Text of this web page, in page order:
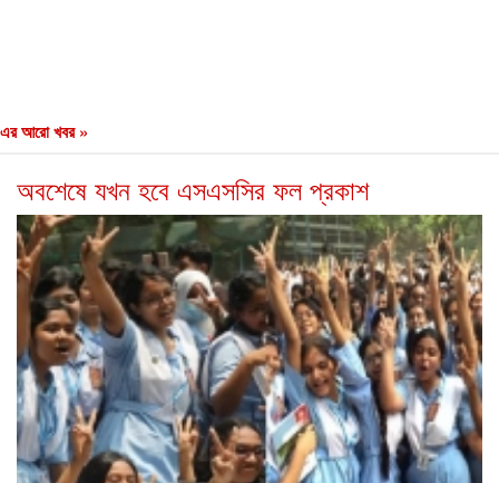
এর আরো খবর »
অবশেষে যখন হবে এসএসসির ফল প্রকাশ